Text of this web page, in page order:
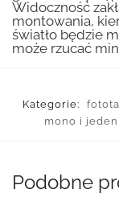
Widoczność
montowania,
światło będzie
może rzucać
Kategorie:
mono i
Podobne